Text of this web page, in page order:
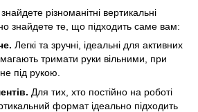
різноманітні вертикальні
знайдете те, що підходить саме вам:
Легкі та зручні, ідеальні для активних
тримати руки вільними, при
під рукою.
Для тих, хто постійно на роботі
формат ідеально підходить